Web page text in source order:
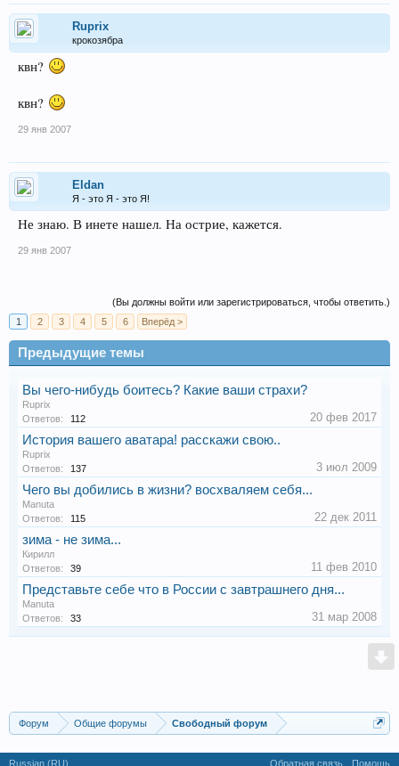
Ruprix
крокозябра
квн?
квн?
29 янв 2007
Eldan
Я - это Я - это Я!
Не знаю. В инете нашел. На острие, кажется.
29 янв 2007
(Вы должны войти или зарегистрироваться, чтобы ответить.)
1
2 3 4 5 6 Вперёд >
Предыдущие темы
Вы чего-нибудь боитесь? Какие ваши страхи?
Ruprix
Ответов:
112 20 фев 2017
История вашего аватара! расскажи свою..
Ruprix
Ответов:
137 3 июл 2009
Чего вы добились в жизни? восхваляем себя...
Manuta
Ответов:
115 22 дек 2011
зима - не зима...
Кирилл
Ответов:
39 11 фев 2010
Представьте себе что в России с завтрашнего дня...
Manuta
Ответов:
33 31 мар 2008
Форум Общие форумы Свободный форум
Russian (RU) Обратная связь Помощь